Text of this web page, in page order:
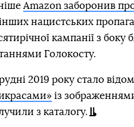
Amazon заборонив
нацистських
кампанії з боку
Голокосту.
2019 року стало
із
з каталогу.